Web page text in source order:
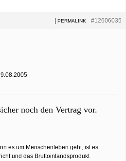
#12606035
PERMALINK
noch den Vertrag vor.
es um Menschenleben geht, ist es
und das Bruttoinlandsprodukt